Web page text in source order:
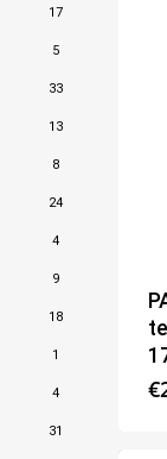
17
5
33
13
8
24
4
9
18
1
4
31
€